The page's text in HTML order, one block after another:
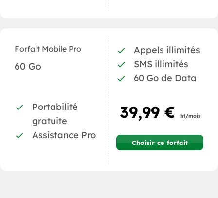
Forfait Mobile Pro
60 Go
Appels illimités
SMS illimités
60 Go de Data
Portabilité
gratuite
Assistance Pro
39,99 € ht/mois
Choisir ce forfait